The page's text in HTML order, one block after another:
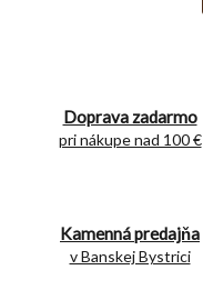
Doprava zadarmo
pri nákupe nad 100 €
Kamenná predajňa
v Banskej Bystrici